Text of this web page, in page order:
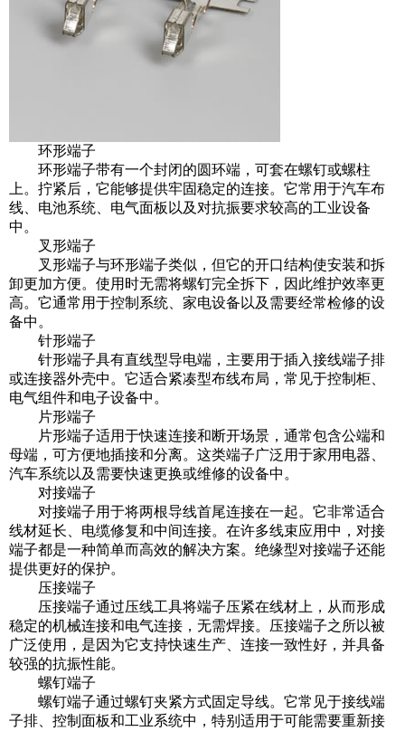
环形端子
环形端子带有一个封闭的圆环端，可套在螺钉或螺柱
上。拧紧后，它能够提供牢固稳定的连接。它常用于汽车布
线、电池系统、电气面板以及对抗振要求较高的工业设备
中。
叉形端子
叉形端子与环形端子类似，但它的开口结构使安装和拆
卸更加方便。使用时无需将螺钉完全拆下，因此维护效率更
高。它通常用于控制系统、家电设备以及需要经常检修的设
备中。
针形端子
针形端子具有直线型导电端，主要用于插入接线端子排
或连接器外壳中。它适合紧凑型布线布局，常见于控制柜、
电气组件和电子设备中。
片形端子
片形端子适用于快速连接和断开场景，通常包含公端和
母端，可方便地插接和分离。这类端子广泛用于家用电器、
汽车系统以及需要快速更换或维修的设备中。
对接端子
对接端子用于将两根导线首尾连接在一起。它非常适合
线材延长、电缆修复和中间连接。在许多线束应用中，对接
端子都是一种简单而高效的解决方案。绝缘型对接端子还能
提供更好的保护。
压接端子
压接端子通过压线工具将端子压紧在线材上，从而形成
稳定的机械连接和电气连接，无需焊接。压接端子之所以被
广泛使用，是因为它支持快速生产、连接一致性好，并具备
较强的抗振性能。
螺钉端子
螺钉端子通过螺钉夹紧方式固定导线。它常见于接线端
子排、控制面板和工业系统中，特别适用于可能需要重新接